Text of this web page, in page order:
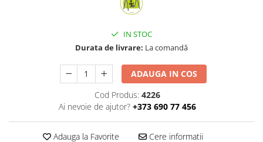
IN STOC
Durata de livrare: La comandă
ADAUGA IN COS
Cod Produs: 4226
Ai nevoie de ajutor? +373 690 77 456
Adauga la Favorite Cere informatii